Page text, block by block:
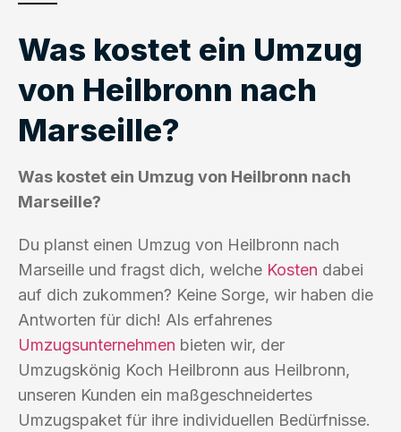
Was kostet ein Umzug
von Heilbronn nach
Marseille?
Was kostet ein Umzug von Heilbronn nach
Marseille?
Du planst einen Umzug von Heilbronn nach
Marseille und fragst dich, welche Kosten dabei
auf dich zukommen? Keine Sorge, wir haben die
Antworten für dich! Als erfahrenes
Umzugsunternehmen bieten wir, der
Umzugskönig Koch Heilbronn aus Heilbronn,
unseren Kunden ein maßgeschneidertes
Umzugspaket für ihre individuellen Bedürfnisse.